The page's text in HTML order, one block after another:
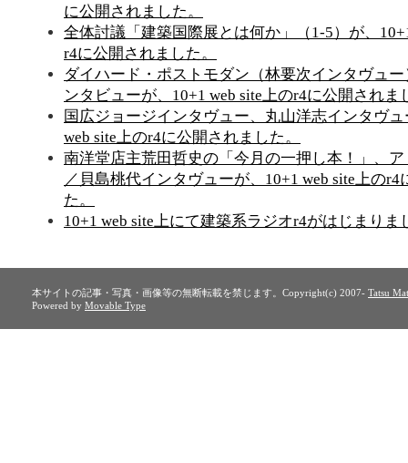
に公開されました。
全体討議「建築国際展とは何か」（1-5）が、
r4に公開されました。
ダイハード・ポストモダン（林要次インタヴュ
ンタビューが、10+1 web site上のr4に公開されま
国広ジョージインタヴュー、丸山洋志インタヴ
web site上のr4に公開されました。
南洋堂店主荒田哲史の「今月の一押し本！」、
／貝島桃代インタヴューが、10+1 web site上のr4
た。
10+1 web site上にて建築系ラジオr4がはじまりま
本サイトの記事・写真・画像等の無断転載を禁じます。Copyright(c) 2007- Tatsu
Powered by Movable Type